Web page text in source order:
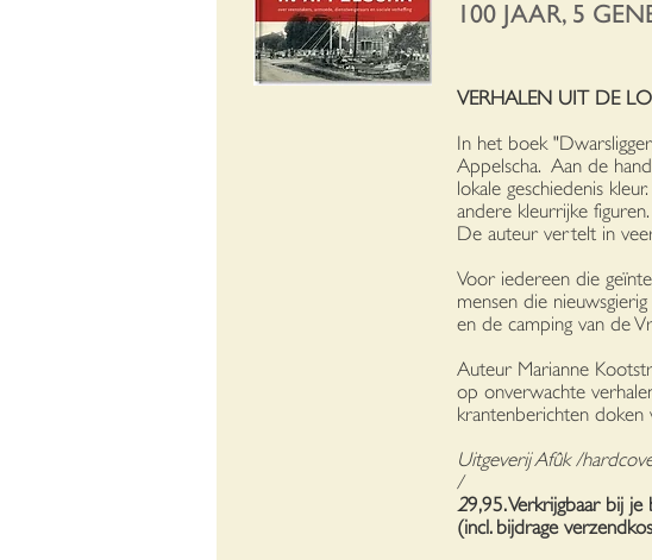
100 JAAR, 5
VERHALEN UIT DE
In het boek
Appelscha. Aan de
lokale geschiedenis
andere kleurrijke figuren.
De auteur vertelt in
Voor iedereen die
mensen die
en de camping van de
Auteur Marianne
op onverwachte
krantenberichten doken
Uitgeverij Afûk /
/
29,95. Verkrijgbaar bij
(incl. bijdrage